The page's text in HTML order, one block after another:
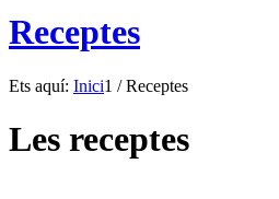
Receptes
Ets aquí: Inici1 / Receptes
Les receptes